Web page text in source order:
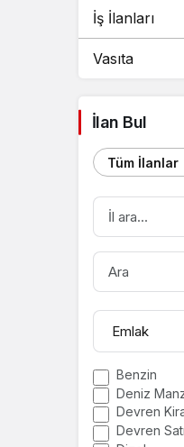
İş İlanları
Vasıta
İlan Bul
Tüm İlanlar
İL
ARA
İLÇE
ARA
Etiket
filtreleri
Benzin
Deniz
Devren
Devren